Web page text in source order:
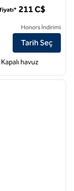
için otel
211 C$
Honors İndirimi
Tarih Seç
Kapalı havuz